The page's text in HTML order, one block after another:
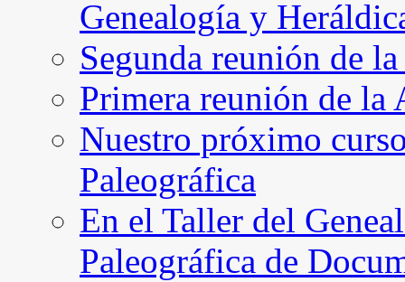
Genealogía y
Segunda reunión de
Primera reunión de la
Nuestro próximo
Paleográfica
En el Taller del
Paleográfica de